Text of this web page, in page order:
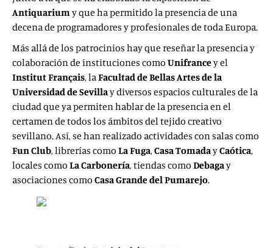
Antiquariumy que ha permitido la presencia de una
decena de programadores y profesionales de toda Europa.
Más allá de los patrocinios hay que reseñar la presencia y
colaboración de instituciones como Unifrancey el
Institut Français, laFacultad deBellas Artes de la
Universidad de Sevillay diversos espacios culturales de la
ciudad que ya permiten hablar de la presencia en el
certamen de todos los ámbitos del tejido creativo
sevillano. Así, se han realizado actividades con salas como
FunClub, librerías como La Fuga,Casa TomadayCaótica,
locales como La Carbonería, tiendas como Debagay
asociaciones como Casa Grandedel Pumarejo.